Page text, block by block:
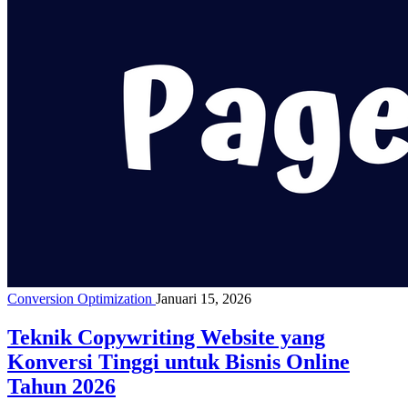
Conversion Optimization Januari 15, 2026
Teknik Copywriting Website yang
Konversi Tinggi untuk Bisnis Online
Tahun 2026